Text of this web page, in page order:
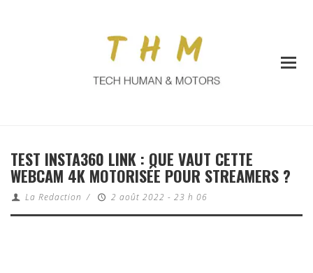
TEST INSTA360 LINK : QUE VAUT CETTE
WEBCAM 4K MOTORISÉE POUR STREAMERS ?
La Redaction / 2 août 2022 - 23 h 06